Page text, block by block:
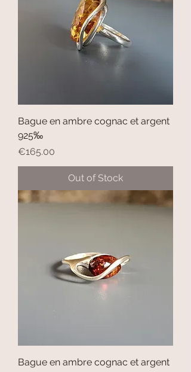
Bague en ambre cognac et argent
925‰
Price
€165.00
Out of Stock
Bague en ambre cognac et argent